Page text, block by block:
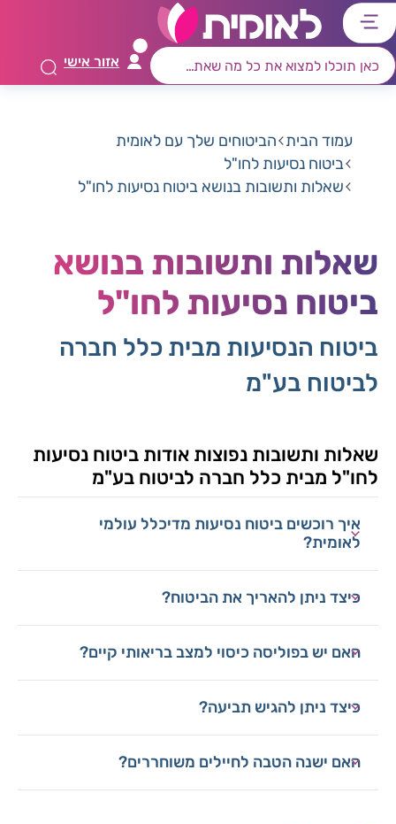
דלג
לתפריט
ראשי
דלג
לרכיב
חיפוש
דלג
לתוכן
מרכזי
דלג
לאזור
קישורים
אזור אישי
עמוד הבית הביטוחים שלך עם לאומית
ביטוח נסיעות לחו"ל
שאלות ותשובות בנושא ביטוח נסיעות לחו"ל
שאלות ותשובות בנושא
ביטוח נסיעות לחו"ל
ביטוח הנסיעות מבית כלל חברה
לביטוח בע"מ
שאלות ותשובות נפוצות אודות ביטוח נסיעות
לחו"ל מבית כלל חברה לביטוח בע"מ
איך רוכשים ביטוח נסיעות מדיכלל עולמי
לאומית?
כיצד ניתן להאריך את הביטוח?
האם יש בפוליסה כיסוי למצב בריאותי קיים?
כיצד ניתן להגיש תביעה?
האם ישנה הטבה לחיילים משוחררים?